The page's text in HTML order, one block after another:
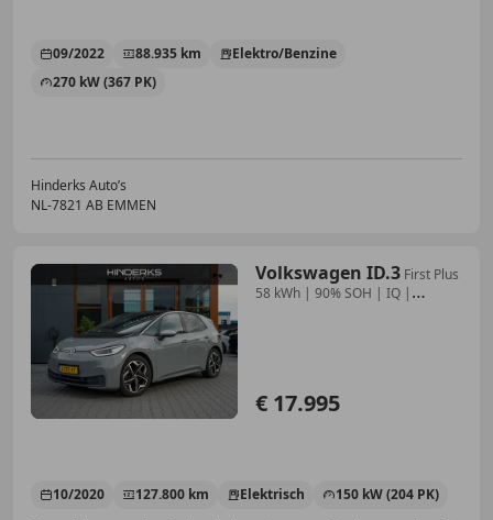
09/2022 88.935 km
Elektro/Benzine
270 kW (367 PK)
Hinderks Auto’s
NL-7821 AB EMMEN
Volkswagen ID.3 First Plus
58 kWh | 90% SOH | IQ |
€ 17.995
10/2020 127.800 km Elektrisch
150 kW (204 PK)